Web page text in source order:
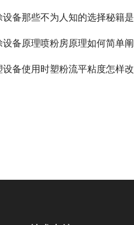
设备那些不为人知的选择秘籍
设备原理喷粉房原理如何简单
设备使用时塑粉流平粘度怎样